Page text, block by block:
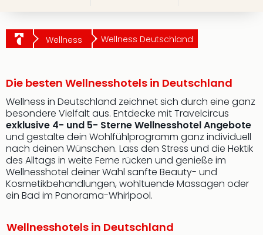
Wellness Wellness Deutschland
Die besten Wellnesshotels in Deutschland
Wellness in Deutschland zeichnet sich durch eine ganz
besondere Vielfalt aus. Entdecke mit Travelcircus
exklusive 4- und 5- Sterne Wellnesshotel Angebote
und gestalte dein Wohlfühlprogramm ganz individuell
nach deinen Wünschen. Lass den Stress und die Hektik
des Alltags in weite Ferne rücken und genieße im
Wellnesshotel deiner Wahl sanfte Beauty- und
Kosmetikbehandlungen, wohltuende Massagen oder
ein Bad im Panorama-Whirlpool.
Wellnesshotels in Deutschland